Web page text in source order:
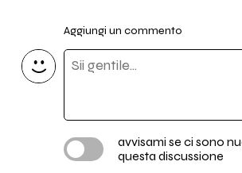
Aggiungi un commento
avvisami se ci sono
questa discussione